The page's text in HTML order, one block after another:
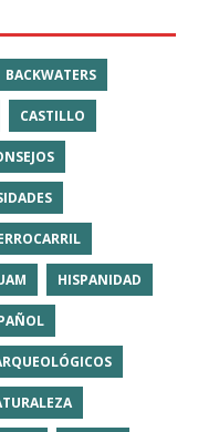
BACKWATERS
CASTILLO
HISPANIDAD